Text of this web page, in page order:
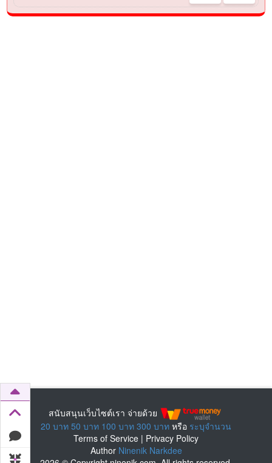
สนับสนุนเว็บไซต์เรา จ่ายด้วย
20 บาท 50 บาท 100 บาท 300 บาท หรือ ระบุจำนวน
Terms of Service | Privacy Policy
Author Ninenik Narkdee